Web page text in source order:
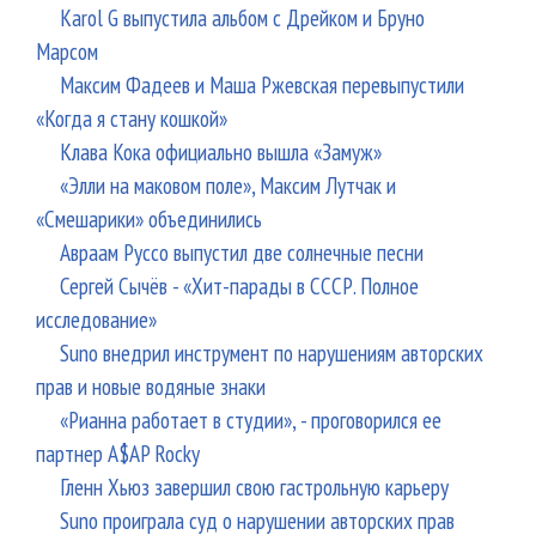
Karol G выпустила альбом с Дрейком и Бруно
Марсом
Максим Фадеев и Маша Ржевская перевыпустили
«Когда я стану кошкой»
Клава Кока официально вышла «Замуж»
«Элли на маковом поле», Максим Лутчак и
«Смешарики» объединились
Авраам Руссо выпустил две солнечные песни
Сергей Сычёв - «Хит-парады в СССР. Полное
исследование»
Suno внедрил инструмент по нарушениям авторских
прав и новые водяные знаки
«Рианна работает в студии», - проговорился ее
партнер A$AP Rocky
Гленн Хьюз завершил свою гастрольную карьеру
Suno проиграла суд о нарушении авторских прав